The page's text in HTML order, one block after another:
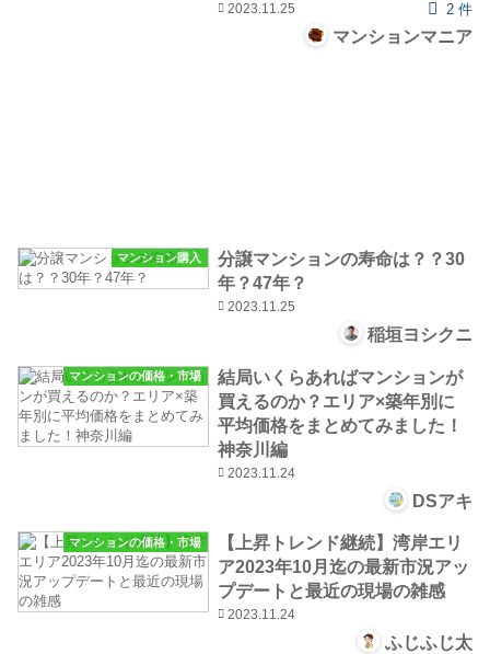
2023.11.25 2 件
マンションマニア
マンション購入
分譲マンションの寿命は？？30
年？47年？
2023.11.25
稲垣ヨシクニ
マンションの価格・市場
結局いくらあればマンションが
買えるのか？エリア×築年別に
平均価格をまとめてみました！
神奈川編
2023.11.24
DSアキ
マンションの価格・市場
【上昇トレンド継続】湾岸エリ
ア2023年10月迄の最新市況アッ
プデートと最近の現場の雑感
2023.11.24
ふじふじ太